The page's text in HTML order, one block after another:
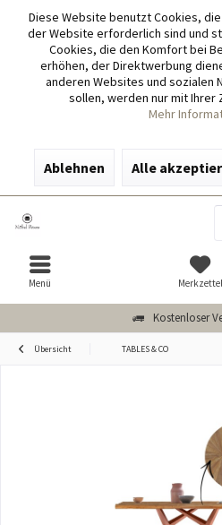
Diese Website benutzt Cookies,
der Website erforderlich sind und
Cookies, die den Komfort bei
erhöhen, der Direktwerbung
anderen Websites und sozialen
sollen, werden nur mit Ihrer
Mehr
Ablehnen Alle
Kostenloser
Menü Merkzettel
Übersicht TABLES & CO